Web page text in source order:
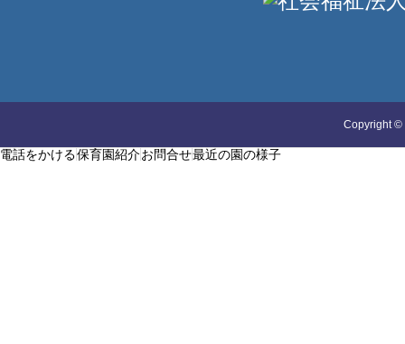
Copyright©
電話をかける保育園紹介お問合せ最近の園の様子